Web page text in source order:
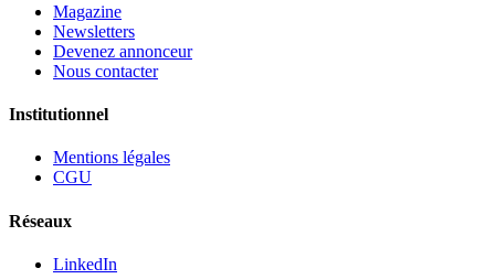
Magazine
Newsletters
Devenez annonceur
Nous contacter
Institutionnel
Mentions légales
CGU
Réseaux
LinkedIn